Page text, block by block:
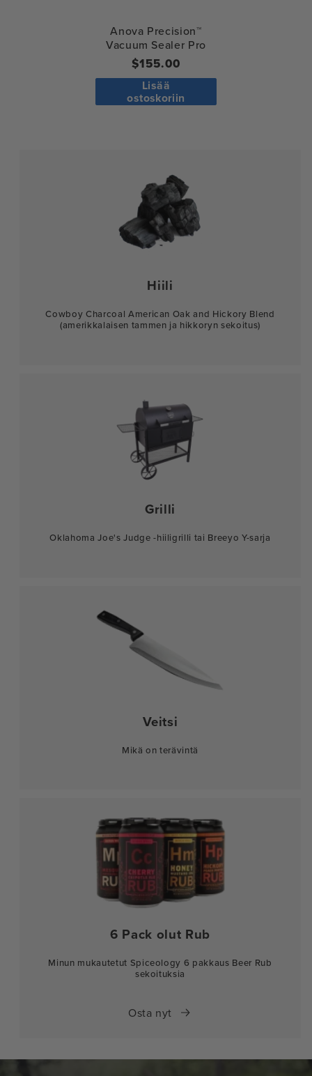
Anova Precision™
Vacuum Sealer Pro
Regular
price
$155.00
Lisää
ostoskoriin
Hiili
Cowboy Charcoal American Oak and Hickory Blend
(amerikkalaisen tammen ja hikkoryn sekoitus)
Grilli
Oklahoma Joe's Judge -hiiligrilli tai Breeyo Y-sarja
Veitsi
Mikä on terävintä
6 Pack olut Rub
Minun mukautetut Spiceology 6 pakkaus Beer Rub
sekoituksia
Osta nyt